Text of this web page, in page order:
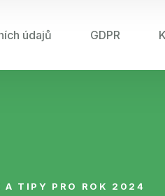
údajů GDPR
A TIPY PRO ROK 2024